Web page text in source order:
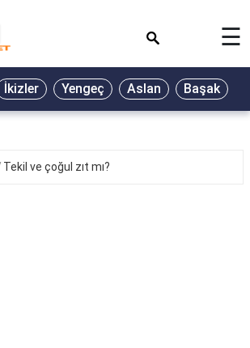
☰
İkizler Yengeç Aslan Başak
Tekil ve çoğul zıt mı?